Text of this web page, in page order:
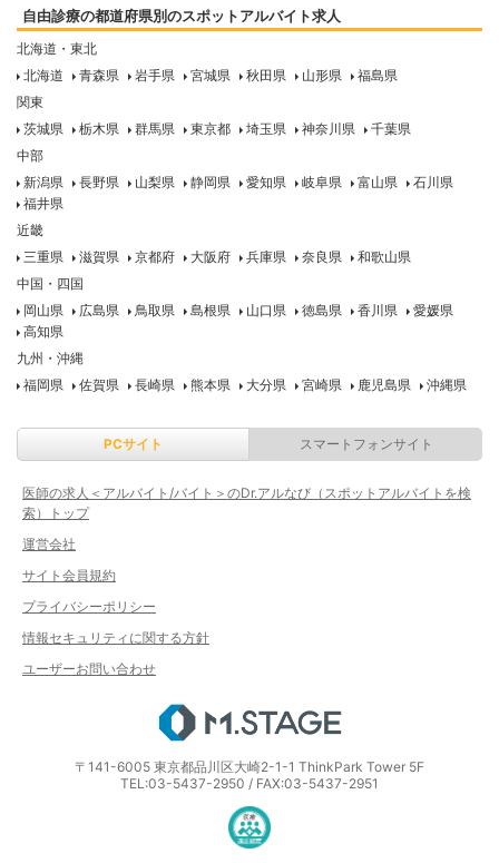
自由診療の都道府県別のスポットアルバイト求人
北海道・東北
北海道
青森県 岩手県 宮城県 秋田県 山形県
福島県
関東
茨城県
栃木県 群馬県 東京都 埼玉県 神奈川県
千葉県
中部
新潟県
長野県 山梨県 静岡県 愛知県 岐阜県 富山県
石川県
福井県
近畿
三重県
滋賀県 京都府 大阪府 兵庫県 奈良県
和歌山県
中国・四国
岡山県
広島県 鳥取県 島根県 山口県 徳島県 香川県
愛媛県
高知県
九州・沖縄
福岡県
佐賀県 長崎県 熊本県 大分県 宮崎県 鹿児島県 沖縄県
PCサイト スマートフォンサイト
医師の求人＜アルバイト/バイト＞のDr.アルなび（スポットアルバイトを検
索）トップ
運営会社
サイト会員規約
プライバシーポリシー
情報セキュリティに関する方針
ユーザーお問い合わせ
〒141-6005 東京都品川区大崎2-1-1 ThinkPark Tower 5F
TEL:03-5437-2950 / FAX:03-5437-2951